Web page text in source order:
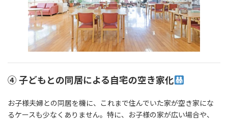
④ 子どもとの同居による自宅の空き家化
お子様夫婦との同居を機に、これまで住んでいた家が空き家にな
るケースも少なくありません。特に、お子様の家が広い場合や、